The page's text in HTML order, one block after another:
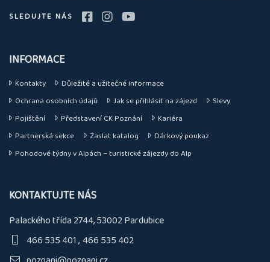
SLEDUJTE NÁS
INFORMACE
Kontakty
Důležité a užitečné informace
Ochrana osobních údajů
Jak se přihlásit na zájezd
Slevy
Pojištění
Představení CK Poznání
Kariéra
Partnerská sekce
Zaslat katalog
Dárkový poukaz
Pohodové týdny v Alpách – turistické zájezdy do Alp
KONTAKTUJTE NÁS
Palackého třída 2744, 53002 Pardubice
466 535 401 466 535 402